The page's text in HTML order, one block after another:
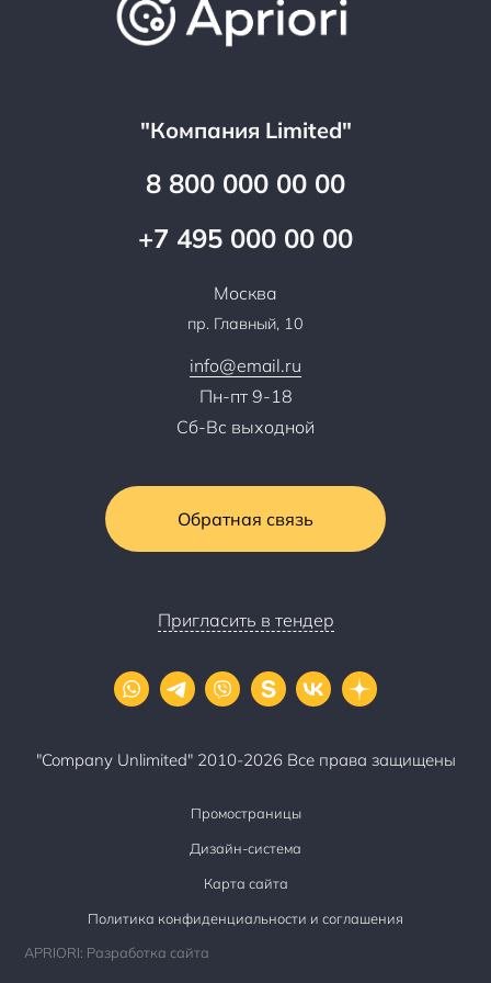
"Компания Limited"
8 800 000 00 00
+7 495 000 00 00
Москва
пр. Главный, 10
info@email.ru
Пн-пт 9-18
Сб-Вс выходной
Обратная связь
Пригласить в тендер
Оптовым клиентам
Презентации и каталоги
Достижения и награды
Сотрудничество
"Company Unlimited" 2010-2026 Все права защищены
Промостраницы
Дизайн-система
Карта сайта
Политика конфиденциальности и соглашения
APRIORI: Разработка сайта